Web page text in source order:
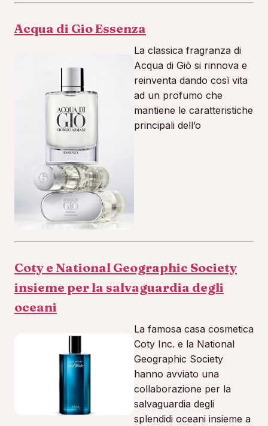
Acqua di Gio Essenza
La classica fragranza di
Acqua di Giò si rinnova e
reinventa dando così vita
ad un profumo che
mantiene le caratteristiche
principali dell’o
Coty e National Geographic Society
insieme per la salvaguardia degli
oceani
La famosa casa cosmetica
Coty Inc. e la National
Geographic Society
hanno avviato una
collaborazione per la
salvaguardia degli
splendidi oceani insieme a